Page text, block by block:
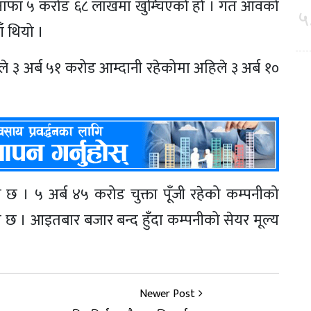
५ करोड ६८ लाखमा खुम्चिएको हो । गत आवको
।
अर्ब ५१ करोड आम्दानी रहेकोमा अहिले ३ अर्ब १०
छ । ५ अर्ब ४५ करोड चुक्ता पूँजी रहेको कम्पनीको
छ । आइतबार बजार बन्द हुँदा कम्पनीको सेयर मूल्य
Newer Post